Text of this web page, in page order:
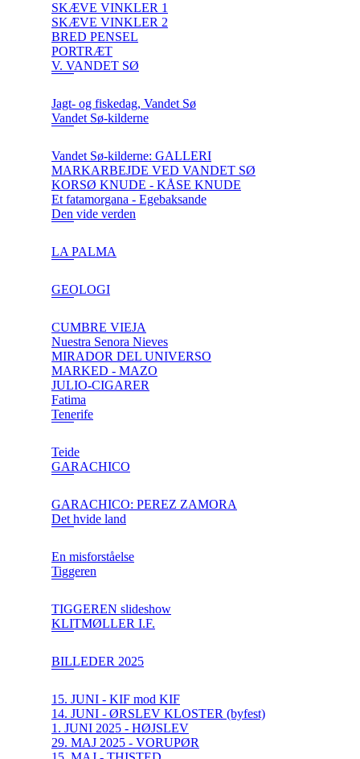
SKÆVE VINKLER 1
SKÆVE VINKLER 2
BRED PENSEL
PORTRÆT
V. VANDET SØ
Jagt- og fiskedag, Vandet Sø
Vandet Sø-kilderne
Vandet Sø-kilderne: GALLERI
MARKARBEJDE VED VANDET SØ
KORSØ KNUDE - KÅSE KNUDE
Et fatamorgana - Egebaksande
Den vide verden
LA PALMA
GEOLOGI
CUMBRE VIEJA
Nuestra Senora Nieves
MIRADOR DEL UNIVERSO
MARKED - MAZO
JULIO-CIGARER
Fatima
Tenerife
Teide
GARACHICO
GARACHICO: PEREZ ZAMORA
Det hvide land
En misforståelse
Tiggeren
TIGGEREN slideshow
KLITMØLLER I.F.
BILLEDER 2025
15. JUNI - KIF mod KIF
14. JUNI - ØRSLEV KLOSTER (byfest)
1. JUNI 2025 - HØJSLEV
29. MAJ 2025 - VORUPØR